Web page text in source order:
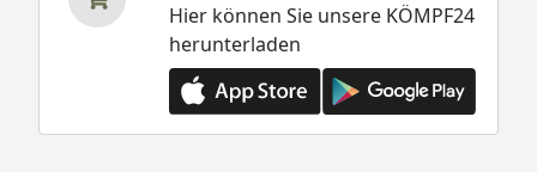
Hier können Sie unsere KÖMPF24
herunterladen